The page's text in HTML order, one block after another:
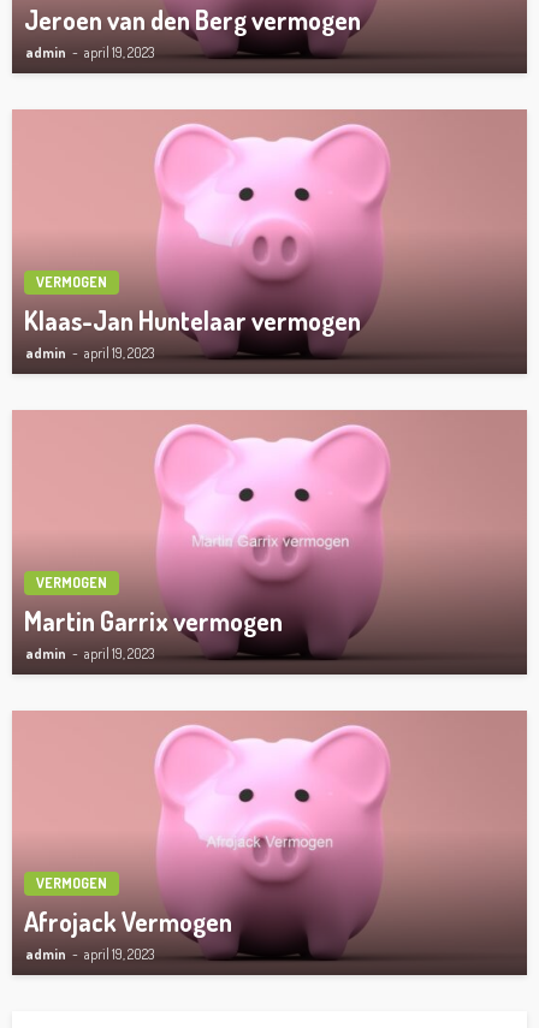
Jeroen van den Berg vermogen
admin april 19, 2023
VERMOGEN
Klaas-Jan Huntelaar vermogen
admin april 19, 2023
VERMOGEN
Martin Garrix vermogen
admin april 19, 2023
VERMOGEN
Afrojack Vermogen
admin april 19, 2023